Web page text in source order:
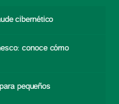
cibernético
conoce cómo
pequeños